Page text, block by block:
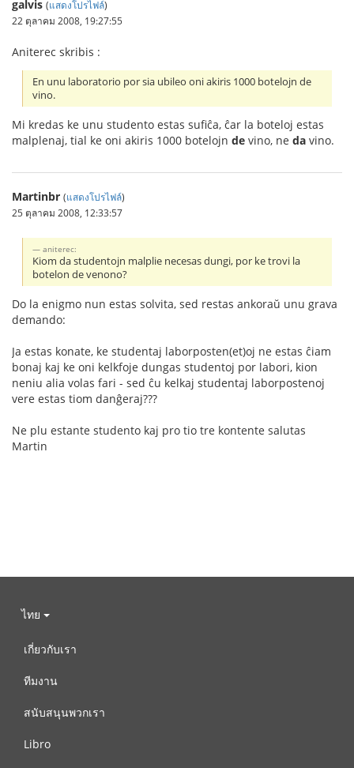
galvis (แสดงโปรไฟล์)
22 ตุลาคม 2008, 19:27:55
Aniterec skribis :
En unu laboratorio por sia ubileo oni akiris 1000 botelojn de
vino.
Mi kredas ke unu studento estas sufiĉa, ĉar la boteloj estas
malplenaj, tial ke oni akiris 1000 botelojn de vino, ne da vino.
Martinbr (แสดงโปรไฟล์)
25 ตุลาคม 2008, 12:33:57
aniterec:
Kiom da studentojn malplie necesas dungi, por ke trovi la
botelon de venono?
Do la enigmo nun estas solvita, sed restas ankoraŭ unu grava
demando:
Ja estas konate, ke studentaj laborposten(et)oj ne estas ĉiam
bonaj kaj ke oni kelkfoje dungas studentoj por labori, kion
neniu alia volas fari - sed ĉu kelkaj studentaj laborpostenoj
vere estas tiom danĝeraj???
Ne plu estante studento kaj pro tio tre kontente salutas
Martin
ไทย
เกี่ยวกับเรา
ทีมงาน
สนับสนุนพวกเรา
Libro